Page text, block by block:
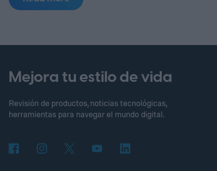
soluciones reales a problemas cotidianos.
para trabajar más rápido, atender mejor y
fundadores latinos
Mejora tu estilo de vida
Revisión de productos, noticias tecnológicas,
herramientas para navegar el mundo digital.